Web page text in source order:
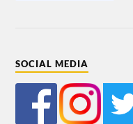
SOCIAL MEDIA